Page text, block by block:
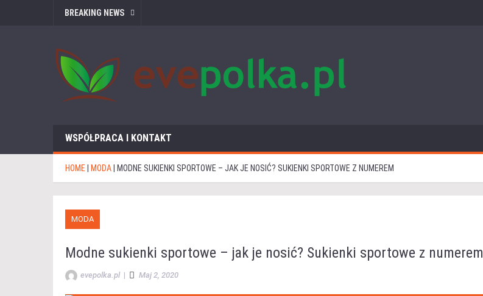
BREAKING NEWS
WSPÓŁPRACA I KONTAKT
HOME MODA MODNE SUKIENKI SPORTOWE – JAK JE NOSIĆ? SUKIENKI SPORTOWE Z NUMEREM
MODA
Modne sukienki sportowe – jak je nosić? Sukienki sportowe z numerem
evepolka.pl | Maj 2, 2020